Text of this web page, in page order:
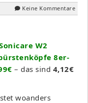
Keine Kommentare
W2
8er-
– das sind 4,12€
woanders